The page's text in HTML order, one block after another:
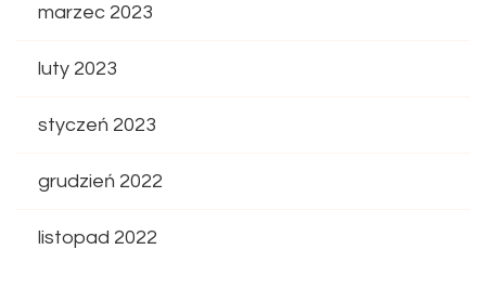
marzec 2023
luty 2023
styczeń 2023
grudzień 2022
listopad 2022